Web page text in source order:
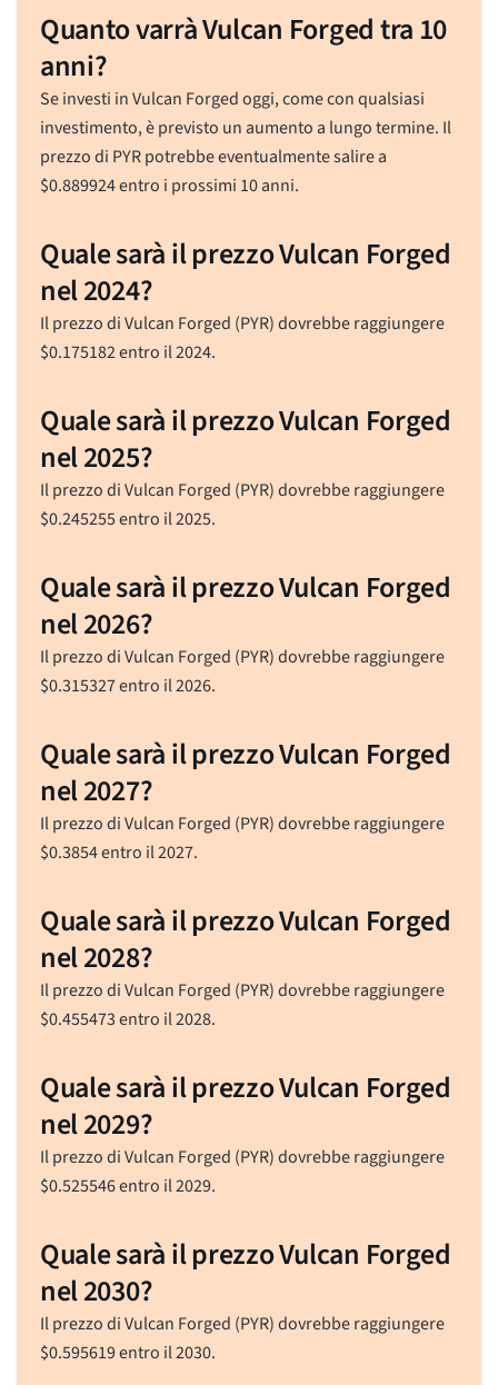
Quanto varrà Vulcan Forged tra 10
anni?
Se investi in Vulcan Forged oggi, come con qualsiasi
investimento, è previsto un aumento a lungo termine. Il
prezzo di PYR potrebbe eventualmente salire a
$0.889924entro i prossimi 10 anni.
Quale sarà il prezzo Vulcan Forged
nel 2024?
Il prezzo di Vulcan Forged (PYR) dovrebbe raggiungere
$0.175182entro il 2024.
Quale sarà il prezzo Vulcan Forged
nel 2025?
Il prezzo di Vulcan Forged (PYR) dovrebbe raggiungere
$0.245255entro il 2025.
Quale sarà il prezzo Vulcan Forged
nel 2026?
Il prezzo di Vulcan Forged (PYR) dovrebbe raggiungere
$0.315327entro il 2026.
Quale sarà il prezzo Vulcan Forged
nel 2027?
Il prezzo di Vulcan Forged (PYR) dovrebbe raggiungere
$0.3854entro il 2027.
Quale sarà il prezzo Vulcan Forged
nel 2028?
Il prezzo di Vulcan Forged (PYR) dovrebbe raggiungere
$0.455473entro il 2028.
Quale sarà il prezzo Vulcan Forged
nel 2029?
Il prezzo di Vulcan Forged (PYR) dovrebbe raggiungere
$0.525546entro il 2029.
Quale sarà il prezzo Vulcan Forged
nel 2030?
Il prezzo di Vulcan Forged (PYR) dovrebbe raggiungere
$0.595619entro il 2030.